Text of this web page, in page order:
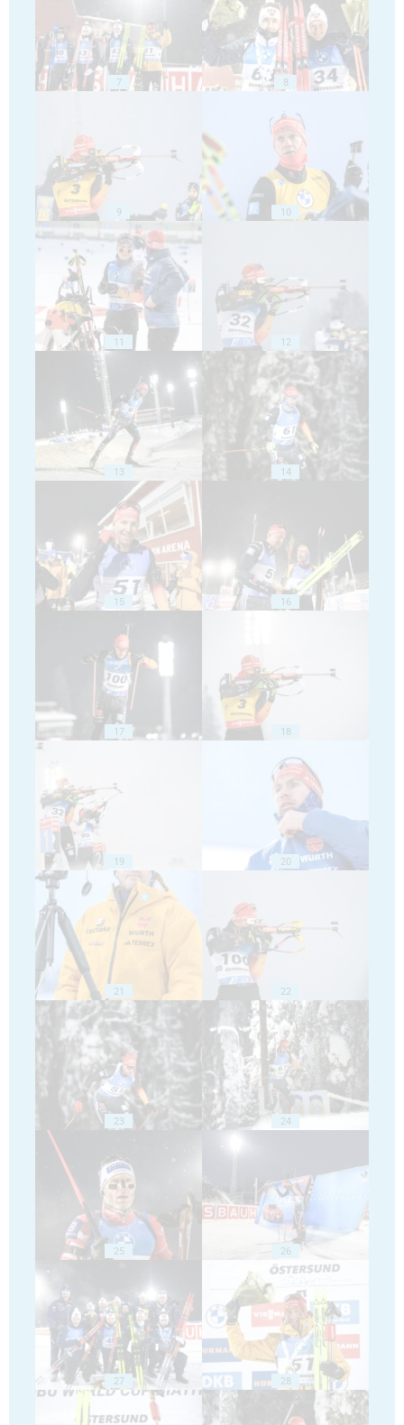
7 8
9 10
11 12
13 14
15 16
17 18
19 20
21 22
23 24
25 26
27 28